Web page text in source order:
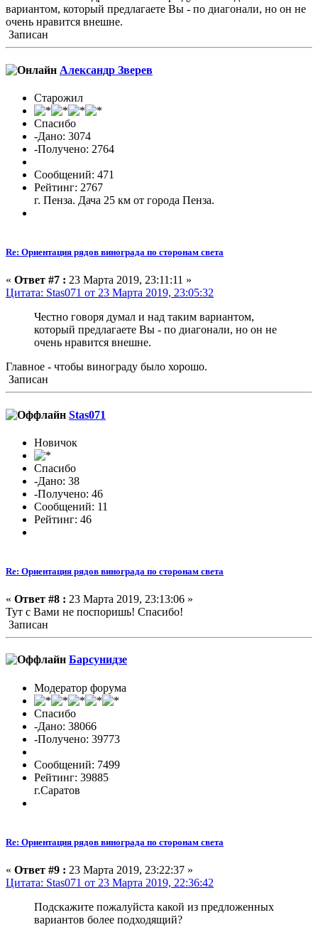
вариантом, который предлагаете Вы - по диагонали, но он не
очень нравится внешне.
Записан
Александр Зверев
Старожил
Спасибо
-Дано: 3074
-Получено: 2764
Сообщений: 471
Рейтинг: 2767
г. Пенза. Дача 25 км от города Пенза.
Re: Ориентация рядов винограда по сторонам света
« Ответ #7 : 23 Марта 2019, 23:11:11 »
Цитата: Stas071 от 23 Марта 2019, 23:05:32
Честно говоря думал и над таким вариантом,
который предлагаете Вы - по диагонали, но он не
очень нравится внешне.
Главное - чтобы винограду было хорошо.
Записан
Stas071
Новичок
Спасибо
-Дано: 38
-Получено: 46
Сообщений: 11
Рейтинг: 46
Re: Ориентация рядов винограда по сторонам света
« Ответ #8 : 23 Марта 2019, 23:13:06 »
Тут с Вами не поспоришь! Спасибо!
Записан
Барсунидзе
Модератор форума
Спасибо
-Дано: 38066
-Получено: 39773
Сообщений: 7499
Рейтинг: 39885
г.Саратов
Re: Ориентация рядов винограда по сторонам света
« Ответ #9 : 23 Марта 2019, 23:22:37 »
Цитата: Stas071 от 23 Марта 2019, 22:36:42
Подскажите пожалуйста какой из предложенных
вариантов более подходящий?